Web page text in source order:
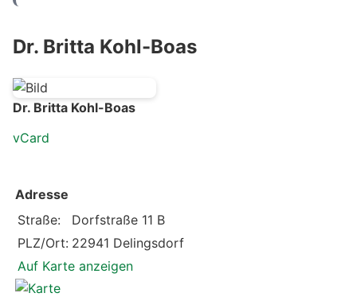
Dr. Britta Kohl-Boas
Dr. Britta Kohl-Boas
vCard
Adresse
Straße:
Dorfstraße 11 B
PLZ/Ort: 22941 Delingsdorf
Auf Karte anzeigen